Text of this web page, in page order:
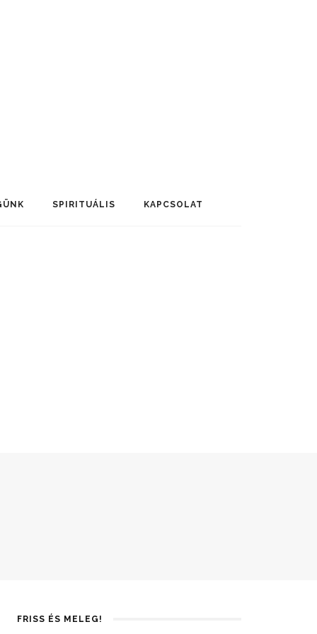
SPIRITUÁLIS KAPCSOLAT
FRISS ÉS MELEG!